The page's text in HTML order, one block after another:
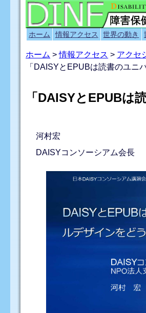
ホーム 情報アクセス 世界の動き
ホーム >情報アクセス > アクセ
「DAISYとEPUBは読書のユニ
「DAISYとEPUBは
河村宏
DAISYコンソーシアム会長